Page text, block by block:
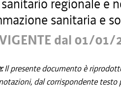
regionale e
sanitaria e
dal 01/01/
Il presente documento è
dal corrispondente